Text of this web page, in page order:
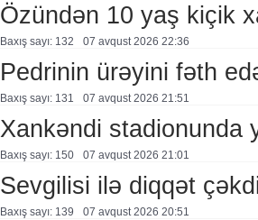
Özündən 10 yaş kiçik
Baxış sayı: 132 07 avqust 2026 22:36
Pedrinin ürəyini fəth
Baxış sayı: 131 07 avqust 2026 21:51
Xankəndi stadionunda
Baxış sayı: 150 07 avqust 2026 21:01
Sevgilisi ilə diqqət
Baxış sayı: 139 07 avqust 2026 20:51